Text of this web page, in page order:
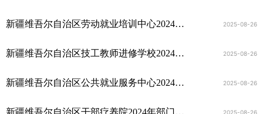
新疆维吾尔自治区劳动就业培训中心2024年部门决算公开 2025-08-26
新疆维吾尔自治区技工教师进修学校2024年部门决算公开 2025-08-26
新疆维吾尔自治区公共就业服务中心2024年部门决算公开 2025-08-26
新疆维吾尔自治区干部疗养院2024年部门决算公开 2025-08-26